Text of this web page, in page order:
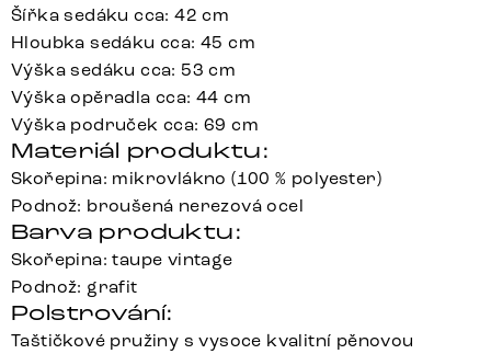
Šířka sedáku cca: 42 cm
Hloubka sedáku cca: 45 cm
Výška sedáku cca: 53 cm
Výška opěradla cca: 44 cm
Výška područek cca: 69 cm
Materiál produktu:
Skořepina: mikrovlákno (100 % polyester)
Podnož: broušená nerezová ocel
Barva produktu:
Skořepina: taupe vintage
Podnož: grafit
Polstrování:
Taštičkové pružiny s vysoce kvalitní pěnovou